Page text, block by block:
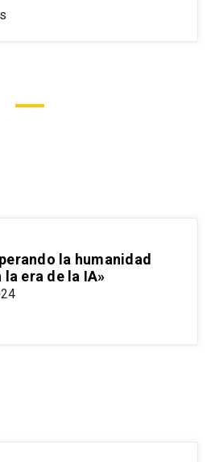
la humanidad
era de la IA»